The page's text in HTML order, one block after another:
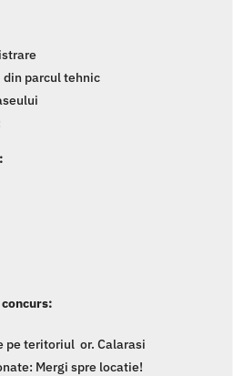
parcul tehnic
pe teritoriul or. Calarasi
Mergi spre locatie!